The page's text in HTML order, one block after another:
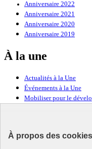
À propos des cookies
Anniversaire 2022
Anniversaire 2021
Anniversaire 2020
Anniversaire 2019
À la une
Actualités à la Une
Événements à la Une
Mobiliser pour le
Ressources